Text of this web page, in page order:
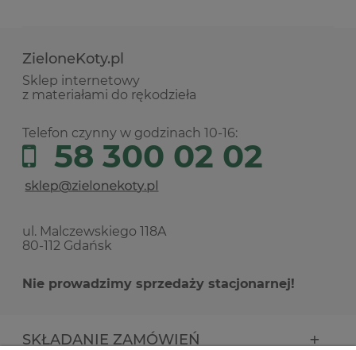
ZieloneKoty.pl
Sklep internetowy
z materiałami do rękodzieła
Telefon czynny w godzinach 10-16:
58 300 02 02
ul. Malczewskiego 118A
80-112 Gdańsk
Nie prowadzimy sprzedaży stacjonarnej!
SKŁADANIE ZAMÓWIEŃ